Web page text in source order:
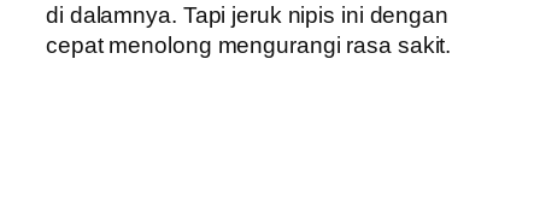
di dalamnya. Tapi jeruk nipis ini dengan
cepat menolong mengurangi rasa sakit.